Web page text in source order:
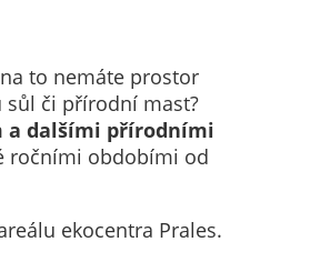
to nemáte prostor
sůl či přírodní mast?
a dalšími přírodními
ročními obdobími od
ekocentra Prales.